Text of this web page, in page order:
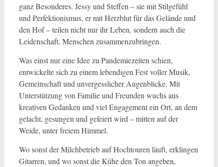
ganz Besonderes. Jessy und Steffen – sie mit Stilgefühl
und Perfektionismus, er mit Herzblut für das Gelände und
den Hof – teilen nicht nur ihr Leben, sondern auch die
Leidenschaft, Menschen zusammenzubringen.
Was einst nur eine Idee zu Pandemiezeiten schien,
entwickelte sich zu einem lebendigen Fest voller Musik,
Gemeinschaft und unvergesslicher Augenblicke. Mit
Unterstützung von Familie und Freunden wuchs aus
kreativen Gedanken und viel Engagement ein Ort, an dem
gelacht, gesungen und gefeiert wird – mitten auf der
Weide, unter freiem Himmel.
Wo sonst der Milchbetrieb auf Hochtouren läuft, erklingen
Gitarren, und wo sonst die Kühe den Ton angeben,